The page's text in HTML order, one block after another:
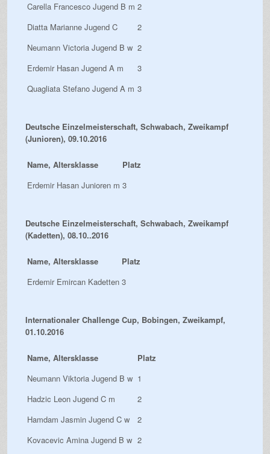
Carella Francesco Jugend B m 2
Diatta Marianne Jugend C
2
Neumann Victoria Jugend B w 2
Erdemir Hasan Jugend A m
3
Quagliata Stefano Jugend A m 3
Deutsche Einzelmeisterschaft, Schwabach, Zweikampf
(Junioren), 09.10.2016
Name, Altersklasse
Platz
Erdemir Hasan Junioren m 3
Deutsche Einzelmeisterschaft, Schwabach, Zweikampf
(Kadetten), 08.10..2016
Name, Altersklasse
Platz
Erdemir Emircan Kadetten 3
Internationaler Challenge Cup, Bobingen, Zweikampf,
01.10.2016
Name, Altersklasse
Platz
Neumann Viktoria Jugend B w 1
Hadzic Leon Jugend C m
2
Hamdam Jasmin Jugend C w
2
Kovacevic Amina Jugend B w 2